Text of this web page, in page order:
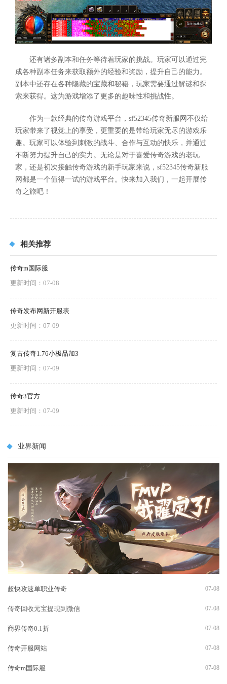
还有诸多副本和任务等待着玩家的挑战。玩家可以通过完
成各种副本任务来获取额外的经验和奖励，提升自己的能力。
副本中还存在各种隐藏的宝藏和秘籍，玩家需要通过解谜和探
索来获得。这为游戏增添了更多的趣味性和挑战性。
作为一款经典的传奇游戏平台，sf52345传奇新服网不仅给
玩家带来了视觉上的享受，更重要的是带给玩家无尽的游戏乐
趣。玩家可以体验到刺激的战斗、合作与互动的快乐，并通过
不断努力提升自己的实力。无论是对于喜爱传奇游戏的老玩
家，还是初次接触传奇游戏的新手玩家来说，sf52345传奇新服
网都是一个值得一试的游戏平台。快来加入我们，一起开展传
奇之旅吧！
相关推荐
传奇m国际服
更新时间：07-08
传奇发布网新开服表
更新时间：07-09
复古传奇1.76小极品加3
更新时间：07-09
传奇3官方
更新时间：07-09
业界新闻
超快攻速单职业传奇 07-08
传奇回收元宝提现到微信 07-08
商界传奇0.1折 07-08
传奇开服网站 07-08
传奇m国际服 07-08